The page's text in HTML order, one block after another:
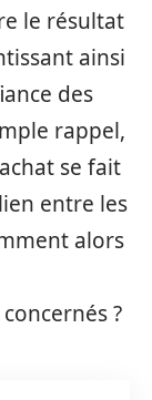
le résultat
ainsi
des
rappel,
se fait
entre les
alors
?